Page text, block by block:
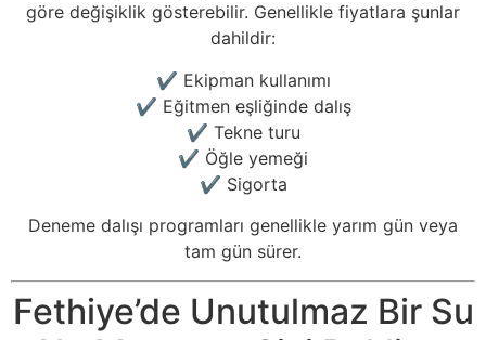
göre değişiklik gösterebilir. Genellikle fiyatlara şunlar
dahildir:
✔ Ekipman kullanımı
✔ Eğitmen eşliğinde dalış
✔ Tekne turu
✔ Öğle yemeği
✔ Sigorta
Deneme dalışı programları genellikle yarım gün veya
tam gün sürer.
Fethiye’de Unutulmaz Bir Su